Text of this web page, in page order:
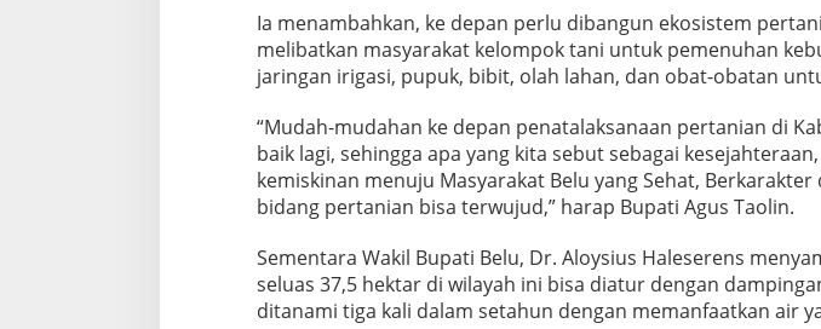
Ia menambahkan, ke depan perlu dibangun ekosistem
melibatkan masyarakat kelompok tani untuk pemenuhan
jaringan irigasi, pupuk, bibit, olah lahan, dan obat-obatan
“Mudah-mudahan ke depan penatalaksanaan pertanian di
baik lagi, sehingga apa yang kita sebut sebagai
kemiskinan menuju Masyarakat Belu yang Sehat,
bidang pertanian bisa terwujud,” harap Bupati Agus Taolin.
Sementara Wakil Bupati Belu, Dr. Aloysius Haleserens
seluas 37,5 hektar di wilayah ini bisa diatur dengan
ditanami tiga kali dalam setahun dengan memanfaatkan air